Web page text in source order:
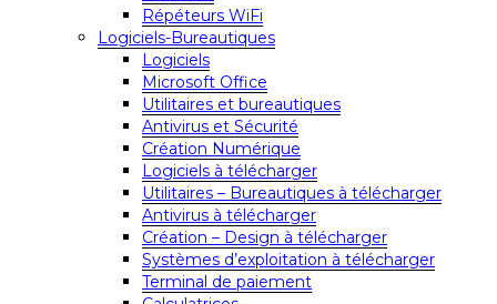
Répéteurs WiFi
Logiciels-Bureautiques
Logiciels
Microsoft Office
Utilitaires et bureautiques
Antivirus et Sécurité
Création Numérique
Logiciels à télécharger
Utilitaires – Bureautiques à télécharger
Antivirus à télécharger
Création – Design à télécharger
Systèmes d’exploitation à télécharger
Terminal de paiement